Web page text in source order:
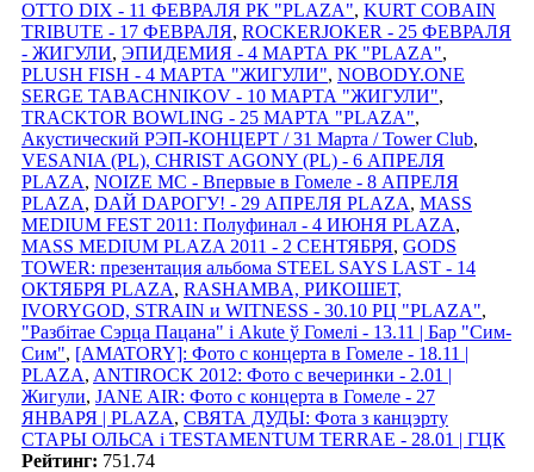
OTTO DIX - 11 ФЕВРАЛЯ РК "PLAZA", KURT COBAIN
TRIBUTE - 17 ФЕВРАЛЯ, ROCKERJOKER - 25 ФЕВРАЛЯ
- ЖИГУЛИ, ЭПИДЕМИЯ - 4 МАРТА РК "PLAZA",
PLUSH FISH - 4 МАРТА "ЖИГУЛИ", NOBODY.ONE
SERGE TABACHNIKOV - 10 МАРТА "ЖИГУЛИ",
TRACKTOR BOWLING - 25 МАРТА "PLAZA",
Акустический РЭП-КОНЦЕРТ / 31 Марта / Tower Club,
VESANIA (PL), CHRIST AGONY (PL) - 6 АПРЕЛЯ
PLAZA, NOIZE MC - Впервые в Гомеле - 8 АПРЕЛЯ
PLAZA, DАЙ DАРОГУ! - 29 АПРЕЛЯ PLAZA, MASS
MEDIUM FEST 2011: Полуфинал - 4 ИЮНЯ PLAZA,
MASS MEDIUM PLAZA 2011 - 2 СЕНТЯБРЯ, GODS
TOWER: презентация альбома STEEL SAYS LAST - 14
ОКТЯБРЯ PLAZA, RASHAMBA, РИКОШЕТ,
IVORYGOD, STRAIN и WITNESS - 30.10 РЦ "PLAZA",
"Разбітае Сэрца Пацана" і Akute ў Гомелi - 13.11 | Бар "Сим-
Сим", [AMATORY]: Фото с концерта в Гомеле - 18.11 |
PLAZA, ANTIROCK 2012: Фото с вечеринки - 2.01 |
Жигули, JANE AIR: Фото с концерта в Гомеле - 27
ЯНВАРЯ | PLAZA, СВЯТА ДУДЫ: Фота з канцэрту
СТАРЫ ОЛЬСА i TESTAMENTUM TERRAE - 28.01 | ГЦК
Рейтинг: 751.74